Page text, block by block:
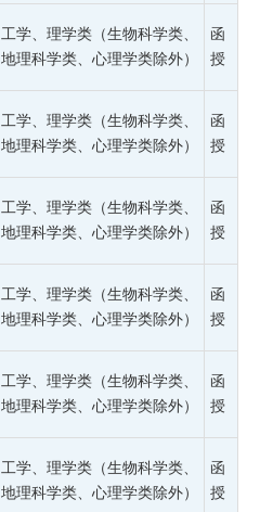
工学、理学类（生物科学类、
地理科学类、心理学类除外）
函
授
工学、理学类（生物科学类、
地理科学类、心理学类除外）
函
授
工学、理学类（生物科学类、
地理科学类、心理学类除外）
函
授
工学、理学类（生物科学类、
地理科学类、心理学类除外）
函
授
工学、理学类（生物科学类、
地理科学类、心理学类除外）
函
授
工学、理学类（生物科学类、
地理科学类、心理学类除外）
函
授